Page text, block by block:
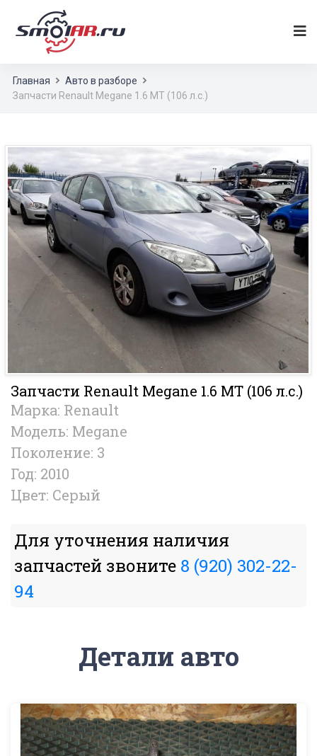
Главная
Авто в разборе
Запчасти Renault Megane 1.6 MT (106 л.с.)
Запчасти Renault Megane 1.6 MT (106 л.с.)
Марка: Renault
Модель: Megane
Поколение: 3
Год: 2010
Цвет: Серый
Для уточнения наличия
запчастей звоните 8 (920) 302-22-
94
Детали авто